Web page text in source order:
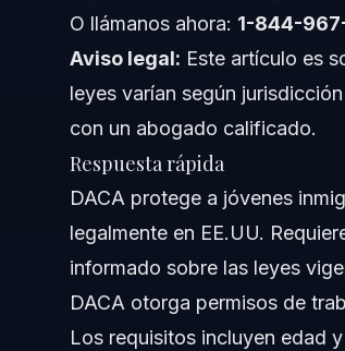
Preguntas Frecuentes sobre
¿Qué significa DACA?
¿Es ilegal DACA ahora?
¿Pueden los beneficiarios de
¿Qué está pasando con DACA
¿Cuáles son los beneficios de
¿Cómo solicito DACA en Raleigh?
O llámanos ahora: 1-844-
Aviso legal: Este artículo es
leyes varían según
con un abogado calificado.
Respuesta rápida
DACA protege a jóvenes
legalmente en EE.UU.
informado sobre las leyes
DACA otorga permisos de
Los requisitos incluyen edad